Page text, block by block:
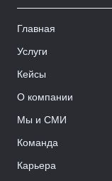
Главная
Услуги
Кейсы
О компании
Мы и СМИ
Команда
Карьера